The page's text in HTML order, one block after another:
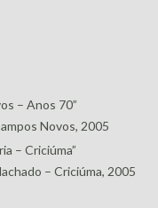
– Anos 70”
Novos, 2005
– Criciúma”
– Criciúma, 2005